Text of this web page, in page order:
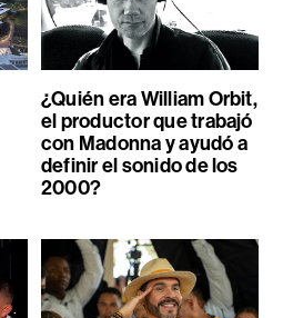
¿Quién era William Orbit,
el productor que trabajó
con Madonna y ayudó a
definir el sonido de los
2000?